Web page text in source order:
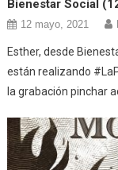
Bienestar Social
12 mayo, 2021
Esther, desde
están realizando
la grabación pinchar